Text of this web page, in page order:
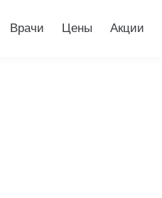
Врачи Цены Акции